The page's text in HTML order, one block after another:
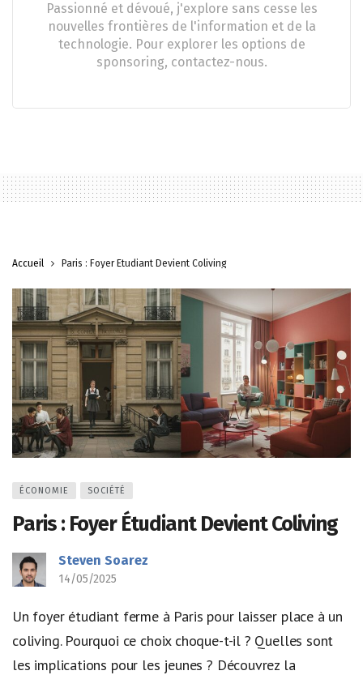
Passionné et dévoué, j'explore sans cesse les
nouvelles frontières de l'information et de la
technologie. Pour explorer les options de
sponsoring, contactez-nous.
Accueil Paris : Foyer Étudiant Devient Coliving
ÉCONOMIE SOCIÉTÉ
Paris : Foyer Étudiant Devient Coliving
Steven Soarez
14/05/2025
Un foyer étudiant ferme à Paris pour laisser place à un
coliving. Pourquoi ce choix choque-t-il ? Quelles sont
les implications pour les jeunes ? Découvrez la